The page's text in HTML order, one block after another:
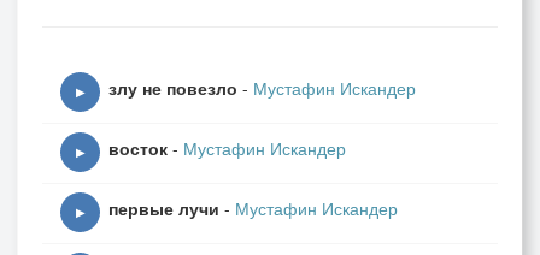
▶ злу не повезло - Мустафин Искандер
▶ восток - Мустафин Искандер
▶ первые лучи - Мустафин Искандер